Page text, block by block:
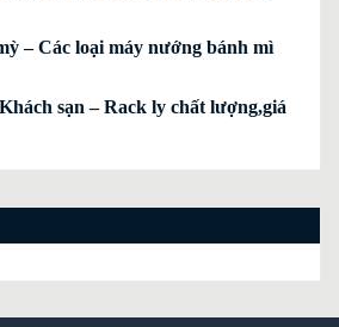
– Các loại máy nướng bánh mì
sạn – Rack ly chất lượng,giá